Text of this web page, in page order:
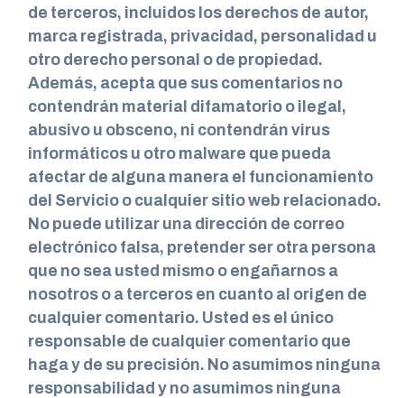
de terceros, incluidos los derechos de autor,
marca registrada, privacidad, personalidad u
otro derecho personal o de propiedad.
Además, acepta que sus comentarios no
contendrán material difamatorio o ilegal,
abusivo u obsceno, ni contendrán virus
informáticos u otro malware que pueda
afectar de alguna manera el funcionamiento
del Servicio o cualquier sitio web relacionado.
No puede utilizar una dirección de correo
electrónico falsa, pretender ser otra persona
que no sea usted mismo o engañarnos a
nosotros o a terceros en cuanto al origen de
cualquier comentario. Usted es el único
responsable de cualquier comentario que
haga y de su precisión. No asumimos ninguna
responsabilidad y no asumimos ninguna